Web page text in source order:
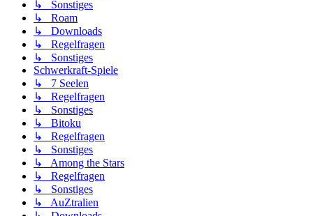
↳ Sonstiges
↳ Roam
↳ Downloads
↳ Regelfragen
↳ Sonstiges
Schwerkraft-Spiele
↳ 7 Seelen
↳ Regelfragen
↳ Sonstiges
↳ Bitoku
↳ Regelfragen
↳ Sonstiges
↳ Among the Stars
↳ Regelfragen
↳ Sonstiges
↳ AuZtralien